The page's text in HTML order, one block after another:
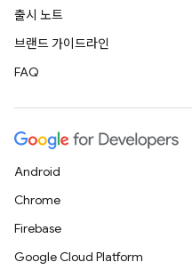
출시 노트
브랜드 가이드라인
FAQ
Android
Chrome
Firebase
Google Cloud Platform